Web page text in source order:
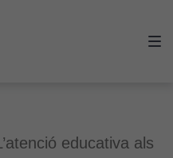
educativa als